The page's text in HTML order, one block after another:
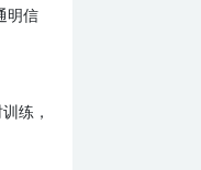
明信
练，